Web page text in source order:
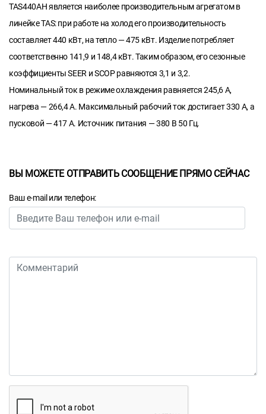
TAS440AH является наиболее производительным агрегатом в
линейке TAS: при работе на холод его производительность
составляет 440 кВт, на тепло — 475 кВт. Изделие потребляет
соответственно 141,9 и 148,4 кВт. Таким образом, его сезонные
коэффициенты SEER и SCOP равняются 3,1 и 3,2.
Номинальный ток в режиме охлаждения равняется 245,6 А,
нагрева — 266,4 А. Максимальный рабочий ток достигает 330 А, а
пусковой — 417 А. Источник питания — 380 В 50 Гц.
ВЫ МОЖЕТЕ ОТПРАВИТЬ СООБЩЕНИЕ ПРЯМО СЕЙЧАС
Ваш e-mail или телефон: